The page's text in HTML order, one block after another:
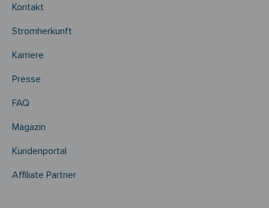
Kontakt
Stromherkunft
Karriere
Presse
FAQ
Magazin
Kundenportal
Affiliate Partner